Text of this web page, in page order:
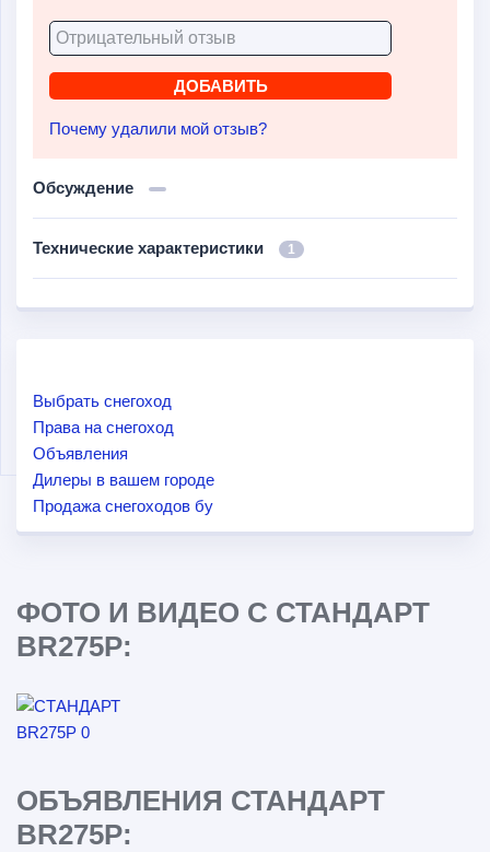
Почему удалили мой отзыв?
Обсуждение
Технические характеристики 1
Выбрать снегоход
Права на снегоход
Объявления
Дилеры в вашем городе
Продажа снегоходов бу
ФОТО И ВИДЕО С СТАНДАРТ
BR275P:
ОБЪЯВЛЕНИЯ СТАНДАРТ
BR275P: